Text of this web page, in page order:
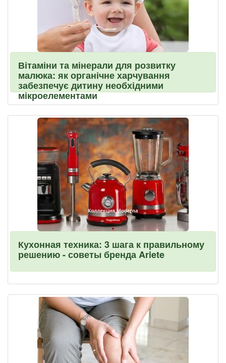
Вітаміни та мінерали для розвитку
малюка: як органічне харчування
забезпечує дитину необхідними
мікроелементами
Кухонная техника: 3 шага к правильному
решению - советы бренда Ariete